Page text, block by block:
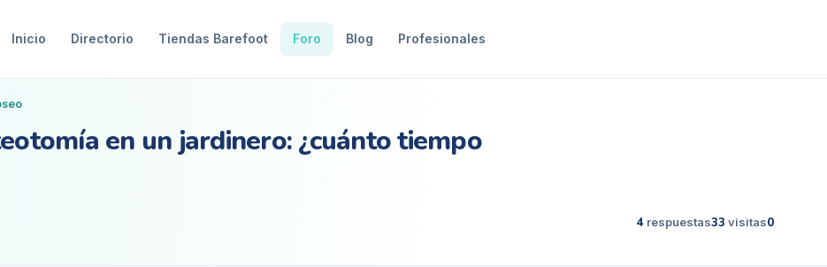
Inicio Directorio Tiendas Barefoot Foro Blog Profesionales
en un jardinero: ¿cuánto tiempo
4 respuestas33 visitas0